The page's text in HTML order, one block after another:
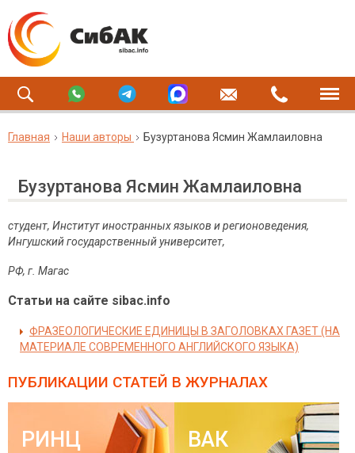
Главная Наши авторы Бузуртанова Ясмин Жамлаиловна
Бузуртанова Ясмин Жамлаиловна
студент, Институт иностранных языков и регионоведения,
Ингушский государственный университет,
РФ, г. Магас
Статьи на сайте sibac.info
ФРАЗЕОЛОГИЧЕСКИЕ ЕДИНИЦЫ В ЗАГОЛОВКАХ ГАЗЕТ (НА
МАТЕРИАЛЕ СОВРЕМЕННОГО АНГЛИЙСКОГО ЯЗЫКА)
ПУБЛИКАЦИИ СТАТЕЙ В ЖУРНАЛАХ
РИНЦ ВАК